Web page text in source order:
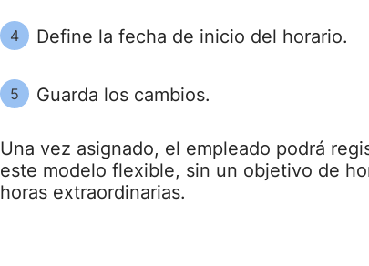
4 Define la fecha de inicio del horario.
5 Guarda los cambios.
Una vez asignado, el empleado podrá
este modelo flexible, sin un objetivo de
horas extraordinarias.